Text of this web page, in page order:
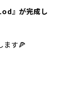
』が完成し
ます🍕